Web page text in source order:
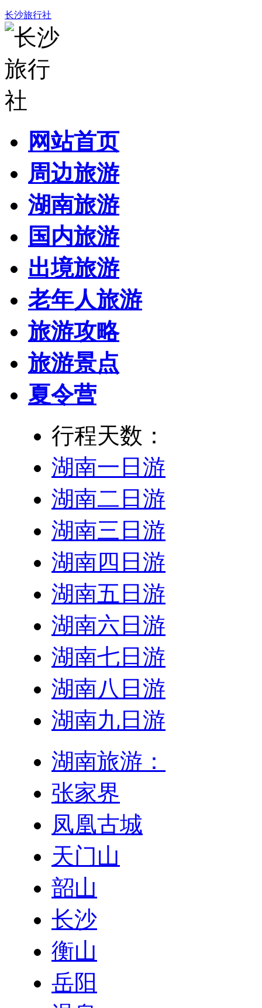
长沙旅行社
网站首页
周边旅游
湖南旅游
国内旅游
出境旅游
老年人旅游
旅游攻略
旅游景点
夏令营
行程天数：
湖南一日游
湖南二日游
湖南三日游
湖南四日游
湖南五日游
湖南六日游
湖南七日游
湖南八日游
湖南九日游
湖南旅游：
张家界
凤凰古城
天门山
韶山
长沙
衡山
岳阳